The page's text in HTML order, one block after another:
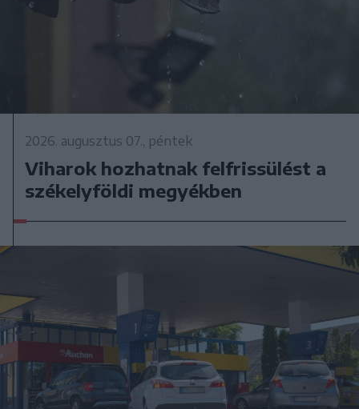
2026. augusztus 07., péntek
Viharok hozhatnak felfrissülést a
székelyföldi megyékben